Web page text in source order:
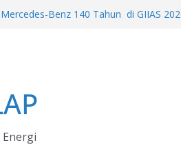
AMG GT 63 PRO & GLC 200 4MATIC,
dari BMW Motorrad
Penjualan JETOUR Makin Menyebar ke